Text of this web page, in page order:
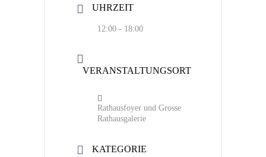
UHRZEIT
12:00 - 18:00
VERANSTALTUNGSORT
Rathausfoyer und Grosse
Rathausgalerie
KATEGORIE